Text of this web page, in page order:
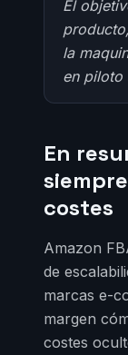
El
la
en piloto
En
costes
Amazon
de
marcas e-
margen
costes